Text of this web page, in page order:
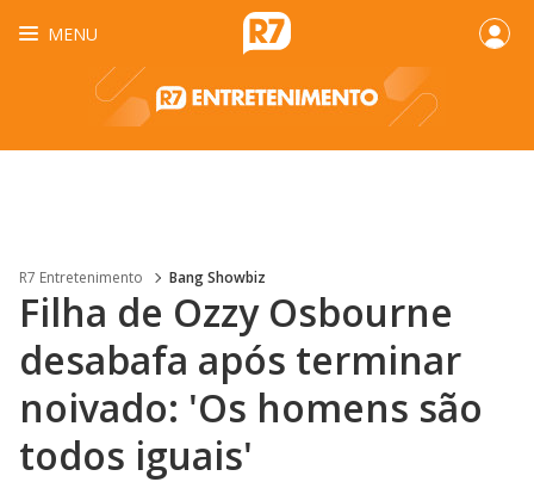
MENU
R7 Entretenimento Bang Showbiz
Filha de Ozzy Osbourne
desabafa após terminar
noivado: 'Os homens são
todos iguais'